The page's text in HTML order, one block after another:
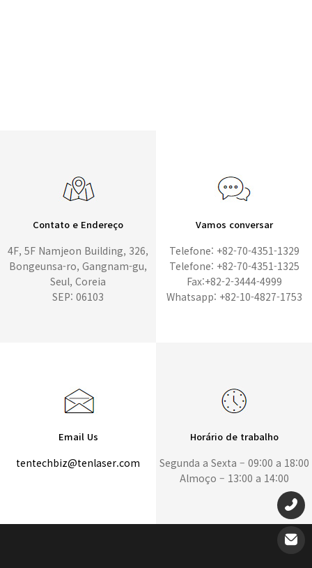
Contato e Endereço
4F, 5F Namjeon Building, 326,
Bongeunsa-ro, Gangnam-gu,
Seul, Coreia
SEP: 06103
Vamos conversar
Telefone: +82-70-4351-1329
Telefone: +82-70-4351-1325
Fax:+82-2-3444-4999
Whatsapp: +82-10-4827-1753
Email Us
tentechbiz@tenlaser.com
Horário de trabalho
Segunda a Sexta – 09:00 a 18:00
Almoço – 13:00 a 14:00